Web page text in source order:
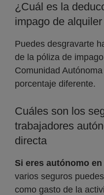
¿Cuál es la
impago de
Puedes desgravarte
de la póliza de
Comunidad
porcentaje diferente.
Cuáles son los
trabajadores
directa
Si eres autónomo
varios seguros
como gasto de la